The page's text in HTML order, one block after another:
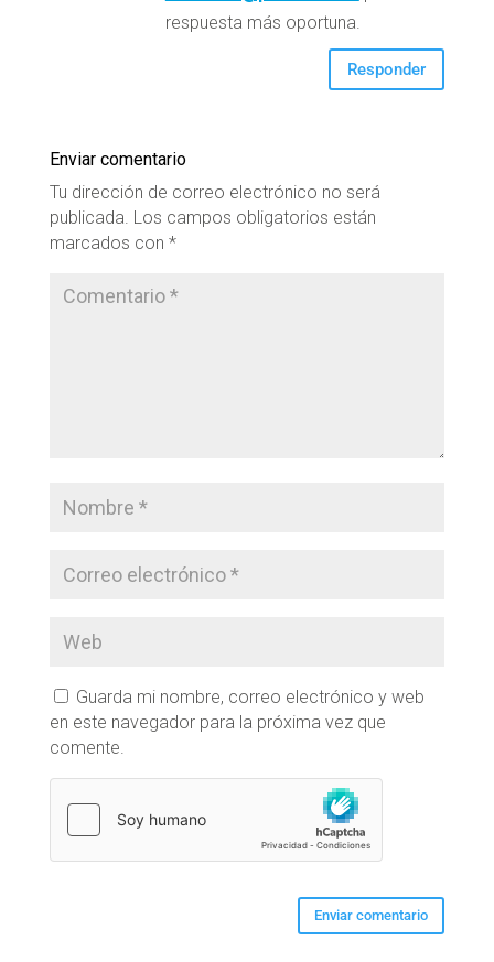
respuesta más oportuna.
Responder
Enviar comentario
Tu dirección de correo electrónico no será
publicada. Los campos obligatorios están
marcados con *
Guarda mi nombre, correo electrónico y web
en este navegador para la próxima vez que
comente.